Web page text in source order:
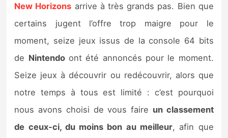
Previews
Précommandes
Précommandes jeux Switch 2
Sorties de jeux
Bons plans
New Horizons arrive à très grands pas. Bien que
certains jugent l’offre trop maigre pour le
moment, seize jeux issus de la console 64 bits
de Nintendoont été annoncés pour le moment.
Seize jeux à découvrir ou redécouvrir, alors que
notre temps à tous est limité : c’est pourquoi
nous avons choisi de vous faire un classement
de ceux-ci, du moins bon au meilleur, afin que